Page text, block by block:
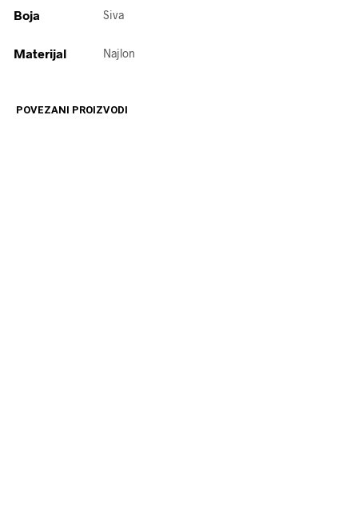
Boja Siva
Materijal Najlon
POVEZANI PROIZVODI